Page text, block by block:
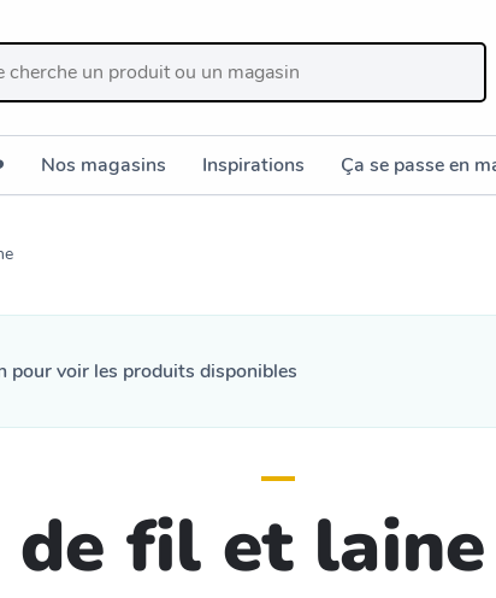
Nos magasins Inspirations Ça se passe en
pour voir les produits disponibles
de fil et